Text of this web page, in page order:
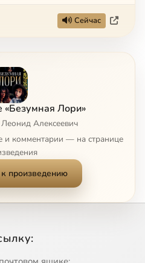
Сейчас
«Безумная Лори»
Алексеевич
и комментарии — на странице
произведению